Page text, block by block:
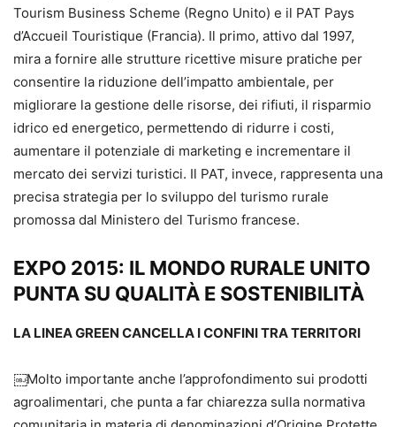
Tourism Business Scheme (Regno Unito) e il PAT Pays
d’Accueil Touristique (Francia). Il primo, attivo dal 1997,
mira a fornire alle strutture ricettive misure pratiche per
consentire la riduzione dell’impatto ambientale, per
migliorare la gestione delle risorse, dei rifiuti, il risparmio
idrico ed energetico, permettendo di ridurre i costi,
aumentare il potenziale di marketing e incrementare il
mercato dei servizi turistici. Il PAT, invece, rappresenta una
precisa strategia per lo sviluppo del turismo rurale
promossa dal Ministero del Turismo francese.
EXPO 2015: IL MONDO RURALE UNITO
PUNTA SU QUALITÀ E SOSTENIBILITÀ
LA LINEA GREEN CANCELLA I CONFINI TRA TERRITORI
￼Molto importante anche l’approfondimento sui prodotti
agroalimentari, che punta a far chiarezza sulla normativa